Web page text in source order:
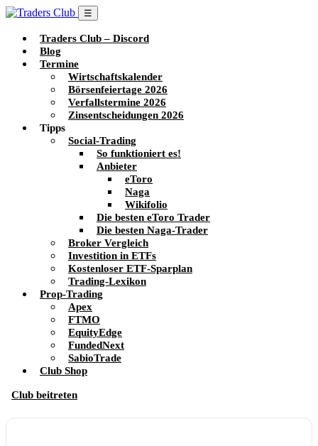
☰
Traders Club – Discord
Blog
Termine
Wirtschaftskalender
Börsenfeiertage 2026
Verfallstermine 2026
Zinsentscheidungen 2026
Tipps
Social-Trading
So funktioniert es!
Anbieter
eToro
Naga
Wikifolio
Die besten eToro Trader
Die besten Naga-Trader
Broker Vergleich
Investition in ETFs
Kostenloser ETF-Sparplan
Trading-Lexikon
Prop-Trading
Apex
FTMO
EquityEdge
FundedNext
SabioTrade
Club Shop
Club beitreten